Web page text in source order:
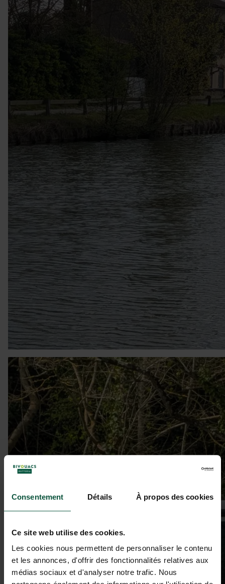
Consentement Détails À propos des cookies
Ce site web utilise des cookies.
Les cookies nous permettent de personnaliser le contenu
et les annonces, d'offrir des fonctionnalités relatives aux
médias sociaux et d'analyser notre trafic. Nous